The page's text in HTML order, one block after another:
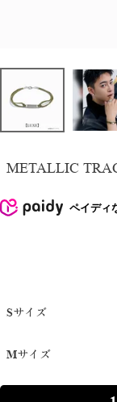
METALLIC
ペイディ
Sサイズ
Mサイズ